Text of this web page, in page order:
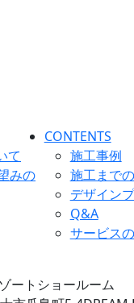
て
みの
CONTENTS
施工事例
施工まで
デザイン
Q&A
サービス
ートショールーム